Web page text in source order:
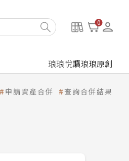
0
琅琅悅讀琅琅原創
申請資產合併 查詢合併結果